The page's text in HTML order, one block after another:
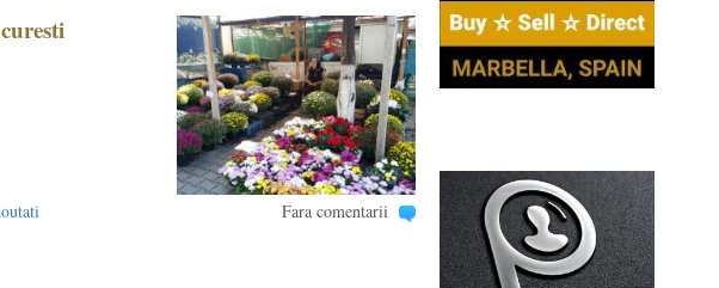
Fara comentarii